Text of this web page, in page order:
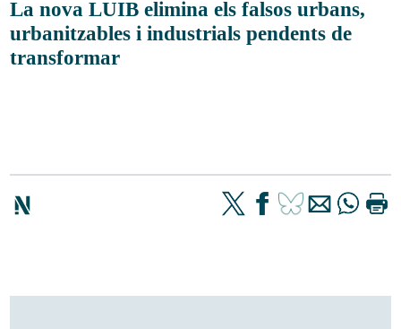
La nova LUIB elimina els falsos urbans,
urbanitzables i industrials pendents de
transformar